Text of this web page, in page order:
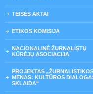
TEISĖS AKTAI
ETIKOS KOMISIJA
NACIONALINĖ ŽURNALISTŲ
KŪRĖJŲ ASOCIACIJA
PROJEKTAS „ŽURNALISTIKOS
MENAS: KULTŪROS
SKLAIDA“